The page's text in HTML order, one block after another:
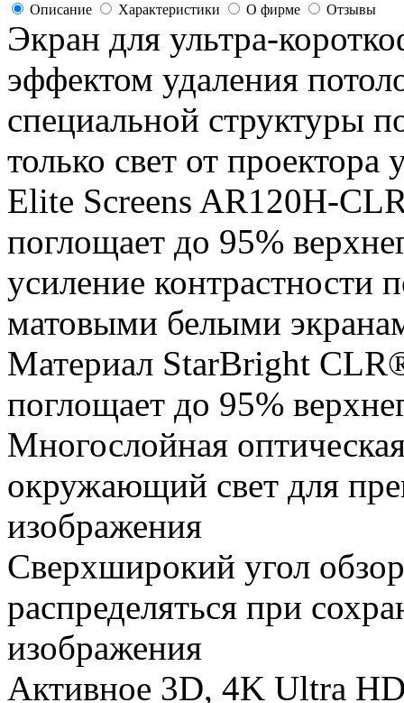
Описание Характеристики О фирме Отзывы
Экран для ультра-
эффектом удаления
специальной структуры
только свет от проектора
Elite Screens AR120H-
поглощает до 95%
усиление контрастности
матовыми белыми
Материал StarBright
поглощает до 95%
Многослойная
окружающий свет для
изображения
Сверхширокий угол
распределяться при
изображения
Активное 3D, 4K Ultra